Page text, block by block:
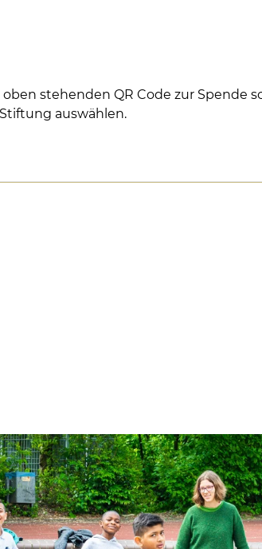
stehenden QR Code zur Spende
auswählen.